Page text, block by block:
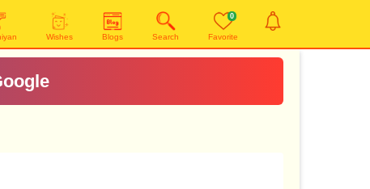
Wishes Blogs Search
0
Favorite